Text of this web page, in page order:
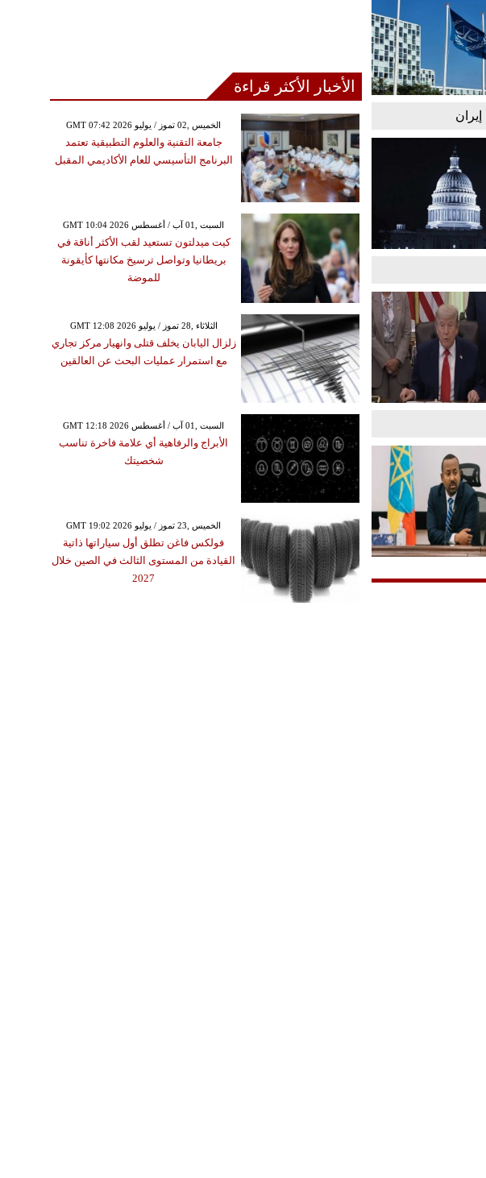
الأخبار الأكثر قراءة
GMT 07:42 2026 الخميس ,02 تموز / يوليو
جامعة التقنية والعلوم التطبيقية تعتمد
البرنامج التأسيسي للعام الأكاديمي المقبل
GMT 10:04 2026 السبت ,01 آب / أغسطس
كيت ميدلتون تستعيد لقب الأكثر أناقة في
بريطانيا وتواصل ترسيخ مكانتها كأيقونة
للموضة
GMT 12:08 2026 الثلاثاء ,28 تموز / يوليو
زلزال اليابان يخلف قتلى وانهيار مركز تجاري
مع استمرار عمليات البحث عن العالقين
GMT 12:18 2026 السبت ,01 آب / أغسطس
الأبراج والرفاهية أي علامة فاخرة تناسب
شخصيتك
GMT 19:02 2026 الخميس ,23 تموز / يوليو
فولكس فاغن تطلق أول سياراتها ذاتية
القيادة من المستوى الثالث في الصين خلال
2027